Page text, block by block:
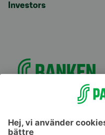
Investors
S-Prime